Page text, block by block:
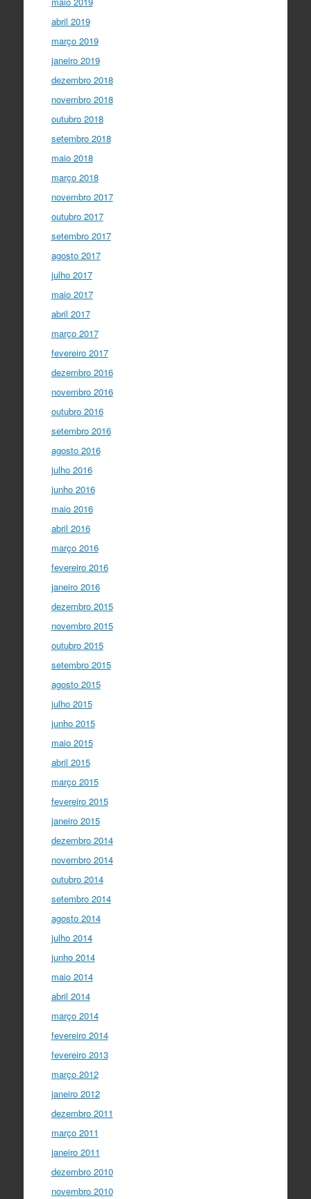
abril 2019
março 2019
janeiro 2019
dezembro 2018
novembro 2018
outubro 2018
setembro 2018
maio 2018
março 2018
novembro 2017
outubro 2017
setembro 2017
agosto 2017
julho 2017
maio 2017
abril 2017
março 2017
fevereiro 2017
dezembro 2016
novembro 2016
outubro 2016
setembro 2016
agosto 2016
julho 2016
junho 2016
maio 2016
abril 2016
março 2016
fevereiro 2016
janeiro 2016
dezembro 2015
novembro 2015
outubro 2015
setembro 2015
agosto 2015
julho 2015
junho 2015
maio 2015
abril 2015
março 2015
fevereiro 2015
janeiro 2015
dezembro 2014
novembro 2014
outubro 2014
setembro 2014
agosto 2014
julho 2014
junho 2014
maio 2014
abril 2014
março 2014
fevereiro 2014
fevereiro 2013
março 2012
janeiro 2012
dezembro 2011
março 2011
janeiro 2011
dezembro 2010
novembro 2010